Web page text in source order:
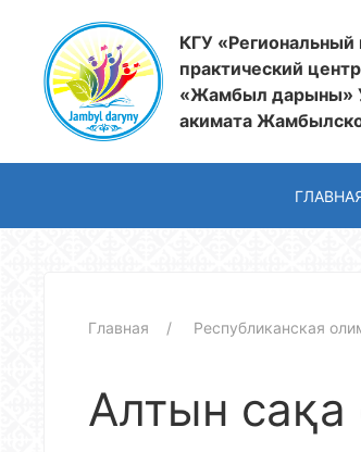
КГУ «Региональный
практический центр
«Жамбыл дарыны»
акимата
Главная Республиканская
Алтын